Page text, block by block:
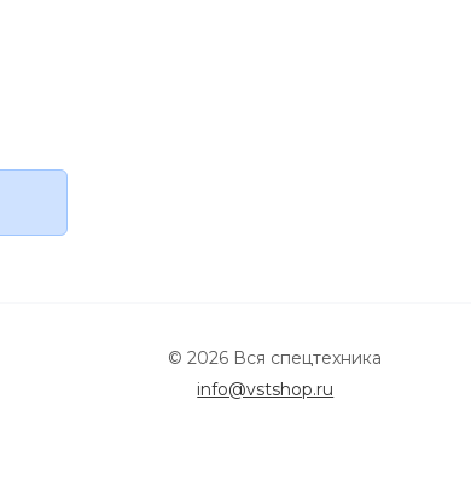
© 2026 Вся спецтехника
info@vstshop.ru